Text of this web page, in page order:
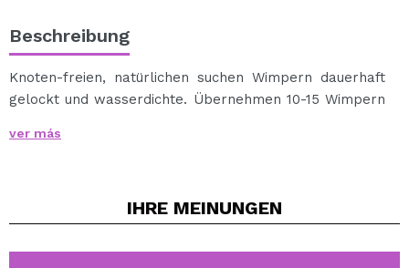
Beschreibung
Knoten-freien, natürlichen suchen Wimpern dauerhaft
gelockt und wasserdichte. Übernehmen 10-15 Wimpern
Fashion Lashes, Ardell’s most popular lashes, are the
ver más
IHRE MEINUNGEN